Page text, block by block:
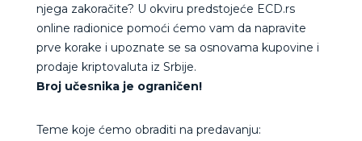
njega zakoračite? U okviru predstojeće ECD.rs
online radionice pomoći ćemo vam da napravite
prve korake i upoznate se sa osnovama kupovine i
prodaje kriptovaluta iz Srbije.
Broj učesnika je ograničen!
Teme koje ćemo obraditi na predavanju: